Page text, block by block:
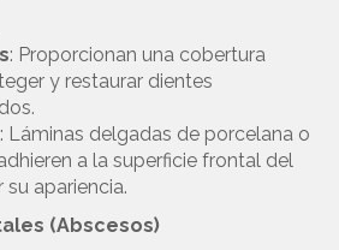
: Proporcionan una cobertura
y restaurar dientes
: Láminas delgadas de porcelana o
a la superficie frontal del
apariencia.
(Abscesos)